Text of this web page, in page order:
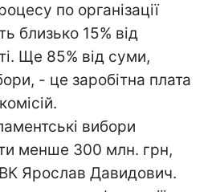
по організації
близько 15% від
Ще 85% від суми,
- це заробітна плата
вибори
менше 300 млн. грн,
Ярослав Давидович.